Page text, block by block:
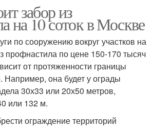
забор из
на 10 соток в Москве
по сооружению вокруг участков на
профнастила по цене 150-170 тысяч
от протяженности границы
она будет у ограды
30х33 или 20х50 метров,
или 132 м.
ограждение территорий